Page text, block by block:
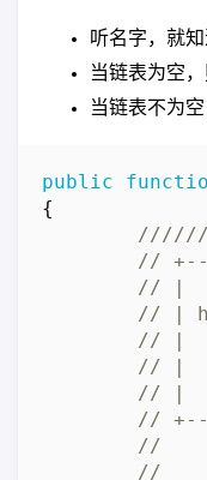
听名字，就
当链表为空
当链表不为
public
{